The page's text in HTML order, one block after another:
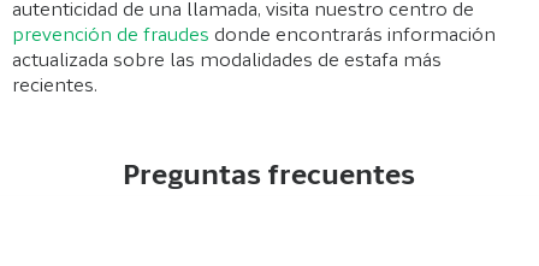
autenticidad de una llamada, visita nuestro centro de
prevención de fraudes donde encontrarás información
actualizada sobre las modalidades de estafa más
recientes.
Preguntas frecuentes